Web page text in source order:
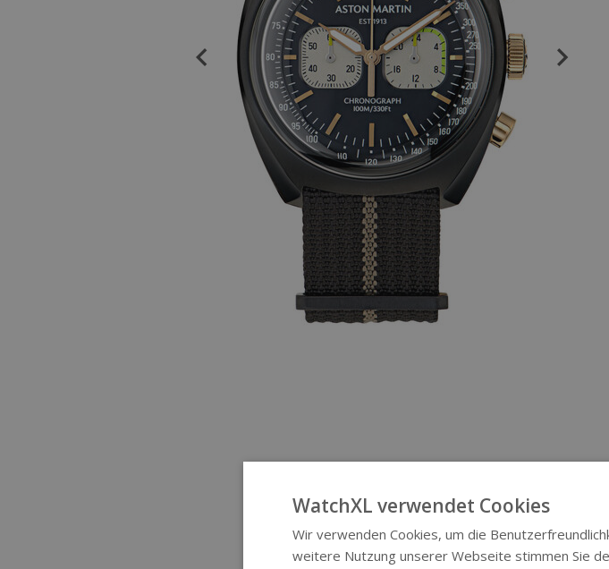
WatchXL verwendet Cookies
Wir verwenden Cookies, um die
weitere Nutzung unserer Webseite stimmen Sie